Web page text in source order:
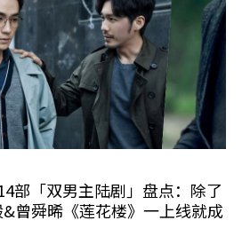
部「双男主陆剧」盘点：除了
&曾舜晞《莲花楼》一上线就成